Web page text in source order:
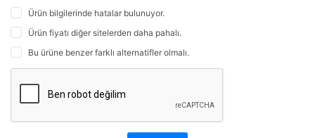
Ürün bilgilerinde hatalar bulunuyor.
Ürün fiyatı diğer sitelerden daha pahalı.
Bu ürüne benzer farklı alternatifler olmalı.